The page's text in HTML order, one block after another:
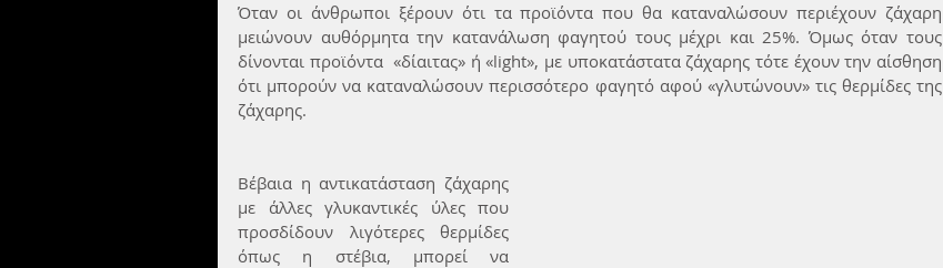
Όταν οι άνθρωποι ξέρουν ότι τα προϊόντα που θα καταναλώσουν περιέχουν ζάχαρη
μειώνουν αυθόρμητα την κατανάλωση φαγητού τους μέχρι και 25%. Όμως όταν τους
δίνονται προϊόντα  «δίαιτας» ή «light», με υποκατάστατα ζάχαρης τότε έχουν την αίσθηση
ότι μπορούν να καταναλώσουν περισσότερο φαγητό αφού «γλυτώνουν» τις θερμίδες της
ζάχαρης.
Βέβαια η αντικατάσταση ζάχαρης
με άλλες γλυκαντικές ύλες που
προσδίδουν λιγότερες θερμίδες
όπως η στέβια, μπορεί να